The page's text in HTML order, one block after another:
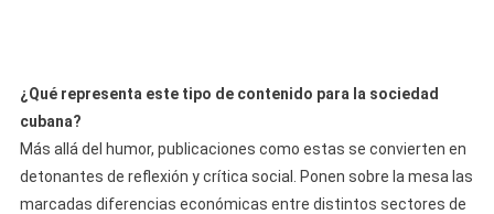
¿Qué representa este tipo de contenido para la sociedad
cubana?
Más allá del humor, publicaciones como estas se convierten en
detonantes de reflexión y crítica social. Ponen sobre la mesa las
marcadas diferencias económicas entre distintos sectores de